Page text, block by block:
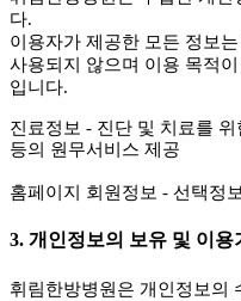
다.
이용자가 제공한 모든 정보
사용되지 않으며 이용 목적
입니다.
진료정보 - 진단 및 치료를
등의 원무서비스 제공
홈페이지 회원정보 - 선택정
3. 개인정보의 보유 및 이용
휘림한방병원은 개인정보의